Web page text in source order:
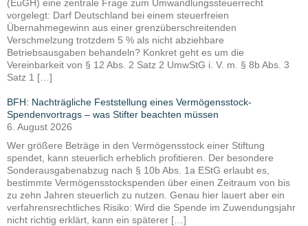
(EuGH) eine zentrale Frage zum Umwandlungssteuerrecht
vorgelegt: Darf Deutschland bei einem steuerfreien
Übernahmegewinn aus einer grenzüberschreitenden
Verschmelzung trotzdem 5 % als nicht abziehbare
Betriebsausgaben behandeln? Konkret geht es um die
Vereinbarkeit von § 12 Abs. 2 Satz 2 UmwStG i. V. m. § 8b Abs. 3
Satz 1 […]
BFH: Nachträgliche Feststellung eines Vermögensstock-
Spendenvortrags – was Stifter beachten müssen
6. August 2026
Wer größere Beträge in den Vermögensstock einer Stiftung
spendet, kann steuerlich erheblich profitieren. Der besondere
Sonderausgabenabzug nach § 10b Abs. 1a EStG erlaubt es,
bestimmte Vermögensstockspenden über einen Zeitraum von bis
zu zehn Jahren steuerlich zu nutzen. Genau hier lauert aber ein
verfahrensrechtliches Risiko: Wird die Spende im Zuwendungsjahr
nicht richtig erklärt, kann ein späterer […]